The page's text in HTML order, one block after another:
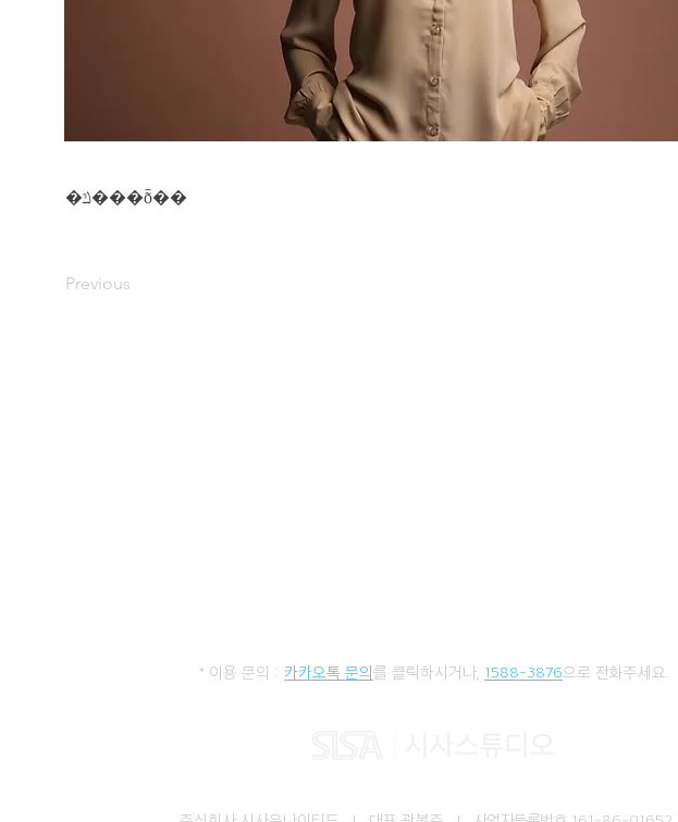
�ݿ���ȭ��
Previous
* 이용 문의 : 카카오톡 문의를 클릭하시거나, 1588-3876으로 전화주세요.